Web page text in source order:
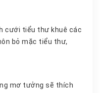
cưới tiểu thư khuê các